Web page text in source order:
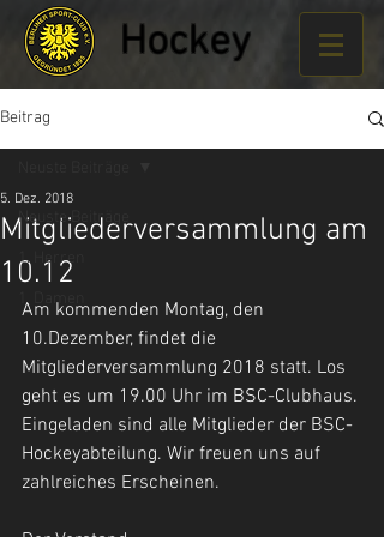
Hockey
Beitrag
Neuste Beiträge
1. Herren
1. Damen
Mitgliederversammlung am
10.12
5. Dez. 2018
Am kommenden Montag, den
10.Dezember, findet die
Mitgliederversammlung 2018 statt. Los
geht es um 19.00 Uhr im BSC-Clubhaus.
Eingeladen sind alle Mitglieder der BSC-
Hockeyabteilung. Wir freuen uns auf
zahlreiches Erscheinen.